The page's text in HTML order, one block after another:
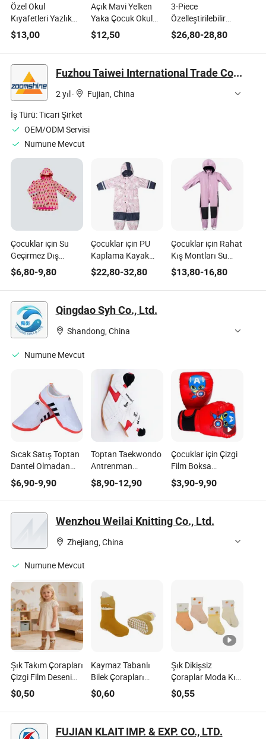
Özel Okul
Kıyafetleri Yazlık
İlkokul Tişörtü Okul
Eşofman Takımları
Satışta Çocuk
Giyimi Eşofman
Üniforması Kısa
Kollu Çocuk Okul
Üniforması
$13,00
Açık Mavi Yelken
Yaka Çocuk Okul
Üniforması Günlük
Kullanım İçin
$12,50
3-Piece
Özelleştirilebilir
Çocuk Okul
Üniforması Seti - PE
ve Günlük Giyim
için Nefes Alabilir
Spor Giysisi
$26,80-28,80
Fuzhou Taiwei International Trade Co., Ltd
2 yıl·
Fujian, China
İş Türü:Ticari Şirket
OEM/ODM Servisi
Numune Mevcut
Çocuklar için Su
Geçirmez Dış
Mekan Ceketi - Tüm
Hava Koşullarında
Kullanılabilen
Rüzgar Geçirmez
PU Yağmurluk,
Çocukların Kar
Kıyafetleri ve Kayak
Kıyafetleri için
$6,80-9,80
Çocuklar için PU
Kaplama Kayak
Giysisi Dış Mekan
Ceket Kar Ceketi
$22,80-32,80
Çocuklar için Rahat
Kış Montları Su
Geçirmez Tek Parça
Kar Tulumu Genel
Ski Tulumları Bebek
$13,80-16,80
Qingdao Syh Co., Ltd.
Shandong, China
Numune Mevcut
Sıcak Satış Toptan
Dantel Olmadan
Taekwondo
Antrenman
Ayakkabıları
Kaymaz Aşınmaya
Yetişkinler ve
Çocuklar için
$6,90-9,90
Toptan Taekwondo
Antrenman
Ayakkabıları
Kaymaz Aşınmaya
Dayanıklı Rahat
Çocuklar için
$8,90-12,90
Çocuklar için Çizgi
Film Boksa
Eldivenleri PU
Aşınmaya
Dayanıklı Oyun ve
$3,90-9,90
Wenzhou Weilai Knitting Co., Ltd.
Zhejiang, China
Numune Mevcut
Şık Takım Çorapları
Çizgi Film Deseni
Çocuk Kızlar İçin
Gardırop Kullanımı
$0,50
Kaymaz Tabanlı
Bilek Çorapları
Premium Kız
Çocukları için Yavru
Çocuklar İçin
$0,60
Şık Dikişsiz
Çoraplar Moda Kız
Çocuklar için Yavru
Kızlar Giyimi
$0,55
FUJIAN KLAIT IMP. & EXP. CO., LTD.